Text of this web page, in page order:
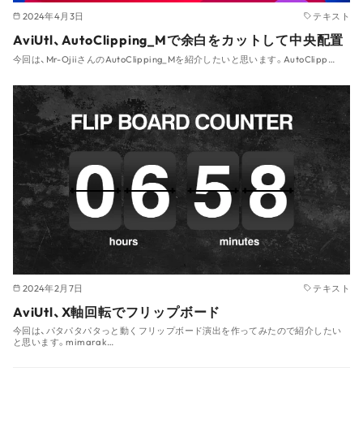
2024年4月3日 テキスト
AviUtl、AutoClipping_Mで余白をカットして中央配置
今回は、Mr-OjiiさんのAutoClipping_Mを紹介したいと思います。AutoClipp…
2024年2月7日 テキスト
AviUtl、X軸回転でフリップボード
今回は、パタパタパタっと動くフリップボード演出を作ってみたので紹介したい
と思います。mimarak…